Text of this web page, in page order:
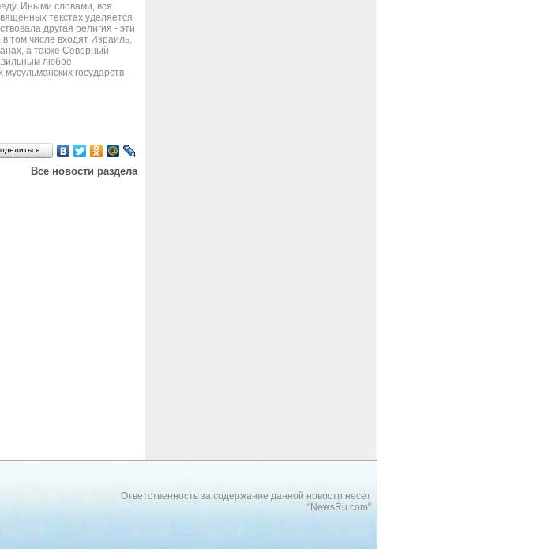
Иными словами, вся
текстах уделяется
другая религия - эти
том числе входят Израиль,
а также Северный
любое
государств
Все новости раздела
Ответственность за содержание данной новости несет
"NewsRu.com"